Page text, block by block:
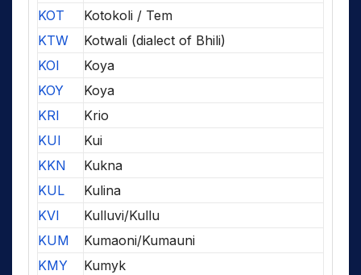
KOT
Kotokoli / Tem
KTW
Kotwali (dialect of Bhili)
KOI
Koya
KOY
Koya
KRI
Krio
KUI
Kui
KKN
Kukna
KUL
Kulina
KVI
Kulluvi/Kullu
KUM
Kumaoni/Kumauni
KMY
Kumyk